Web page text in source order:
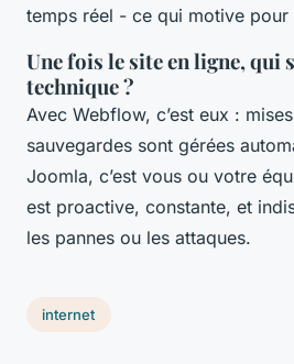
temps réel - ce qui motive pour
Une fois le site en ligne, qui
technique ?
Avec Webflow, c’est eux :
sauvegardes sont gérées
Joomla, c’est vous ou votre
est proactive, constante, et
les pannes ou les attaques.
internet